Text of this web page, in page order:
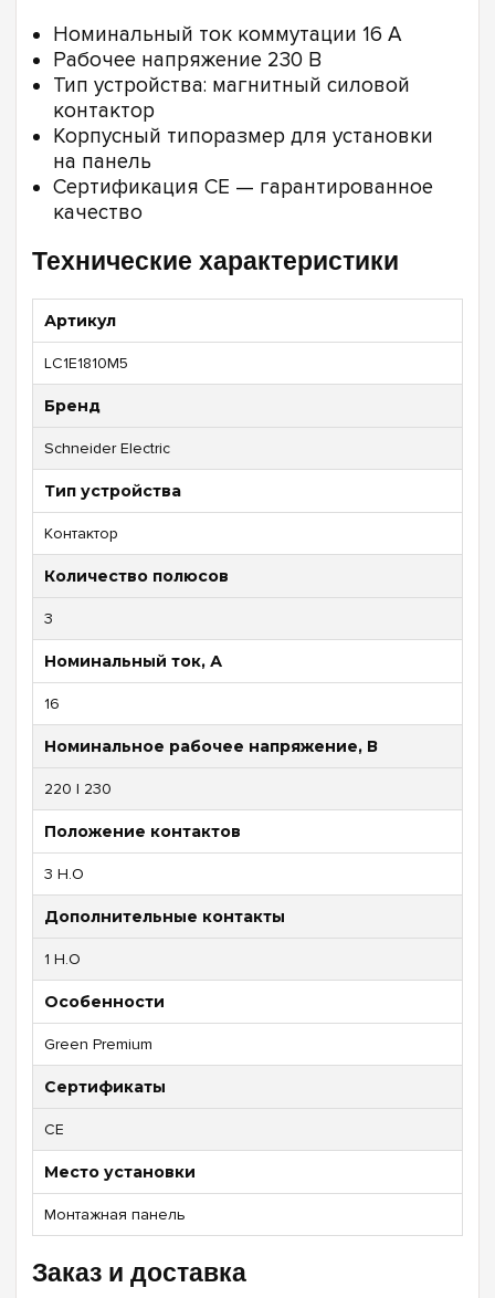
Номинальный ток коммутации 16 А
Рабочее напряжение 230 В
Тип устройства: магнитный силовой
контактор
Корпусный типоразмер для установки
на панель
Сертификация CE — гарантированное
качество
Технические характеристики
Артикул
LC1E1810M5
Бренд
Schneider Electric
Тип устройства
Контактор
Количество полюсов
3
Номинальный ток, А
16
Номинальное рабочее напряжение, В
220 | 230
Положение контактов
3 Н.О
Дополнительные контакты
1 Н.О
Особенности
Green Premium
Сертификаты
CE
Место установки
Монтажная панель
Заказ и доставка